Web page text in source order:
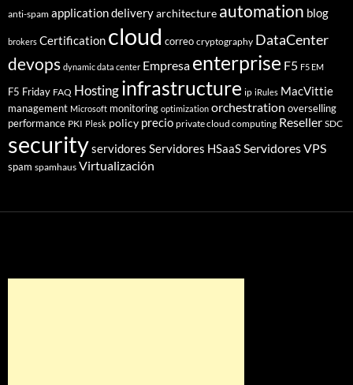
anti-spam application deliveryarchitecture automation blog
brokers Certification cloud correo cryptography DataCenter
devops dynamic data center Empresa enterprise F5 F5 EM
F5 Friday FAQ Hostinginfrastructure ip iRules MacVittie
management Microsoft monitoring optimization orchestration overselling
performance PKI Plesk policy precio private cloud computing Reseller SDC
securityservidores Servidores HSaaSServidores VPS
spam spamhaus Virtualización